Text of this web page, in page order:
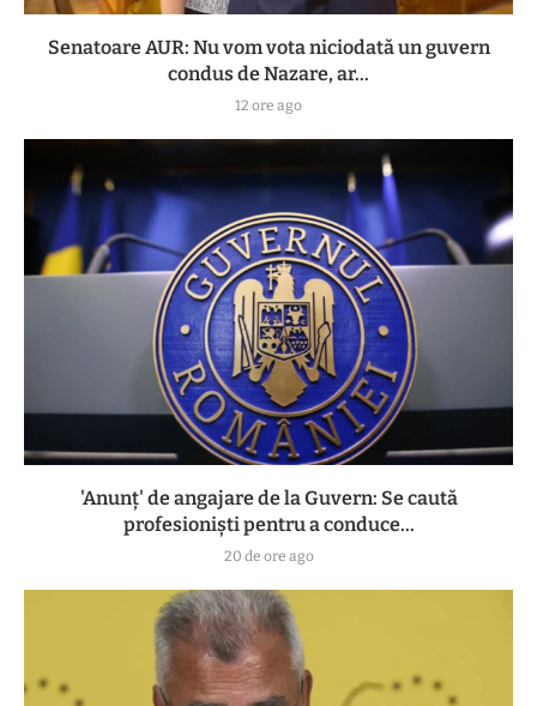
Senatoare AUR: Nu vom vota niciodată un guvern
condus de Nazare, ar...
12 ore ago
'Anunț' de angajare de la Guvern: Se caută
profesioniști pentru a conduce...
20 de ore ago